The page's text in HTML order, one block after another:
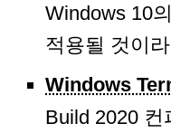
Windows 10
적용될 것이
Windows
Build 2020